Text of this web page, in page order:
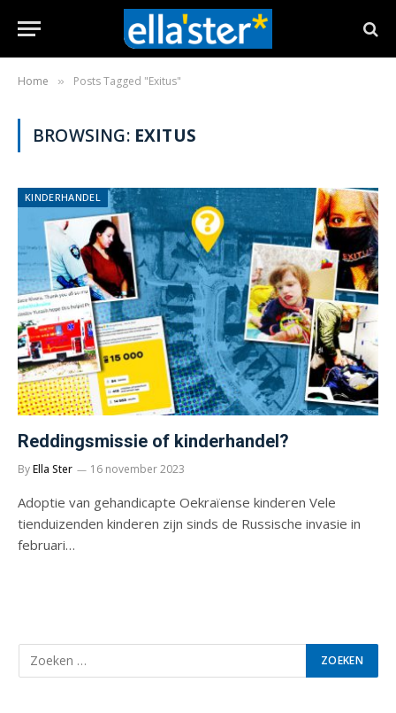
Home » Posts Tagged "Exitus"
BROWSING: EXITUS
KINDERHANDEL
Reddingsmissie of kinderhandel?
ByElla Ster 16 november 2023
Adoptie van gehandicapte Oekraïense kinderen Vele
tienduizenden kinderen zijn sinds de Russische invasie in
februari…